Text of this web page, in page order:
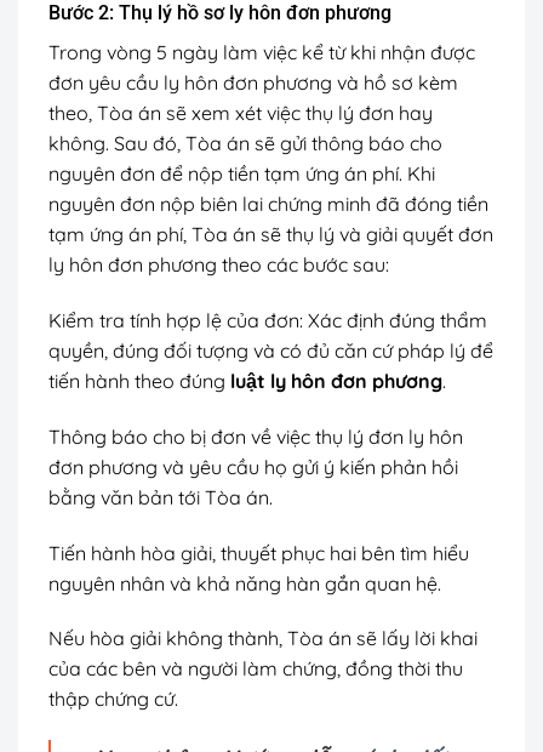
Bước 2: Thụ lý hồ sơ ly hôn đơn phương
Trong vòng 5 ngày làm việc kể từ khi nhận được
đơn yêu cầu ly hôn đơn phương và hồ sơ kèm
theo, Tòa án sẽ xem xét việc thụ lý đơn hay
không. Sau đó, Tòa án sẽ gửi thông báo cho
nguyên đơn để nộp tiền tạm ứng án phí. Khi
nguyên đơn nộp biên lai chứng minh đã đóng tiền
tạm ứng án phí, Tòa án sẽ thụ lý và giải quyết đơn
ly hôn đơn phương theo các bước sau:
Kiểm tra tính hợp lệ của đơn: Xác định đúng thẩm
quyền, đúng đối tượng và có đủ căn cứ pháp lý để
tiến hành theo đúng luật ly hôn đơn phương.
Thông báo cho bị đơn về việc thụ lý đơn ly hôn
đơn phương và yêu cầu họ gửi ý kiến phản hồi
bằng văn bản tới Tòa án.
Tiến hành hòa giải, thuyết phục hai bên tìm hiểu
nguyên nhân và khả năng hàn gắn quan hệ.
Nếu hòa giải không thành, Tòa án sẽ lấy lời khai
của các bên và người làm chứng, đồng thời thu
thập chứng cứ.